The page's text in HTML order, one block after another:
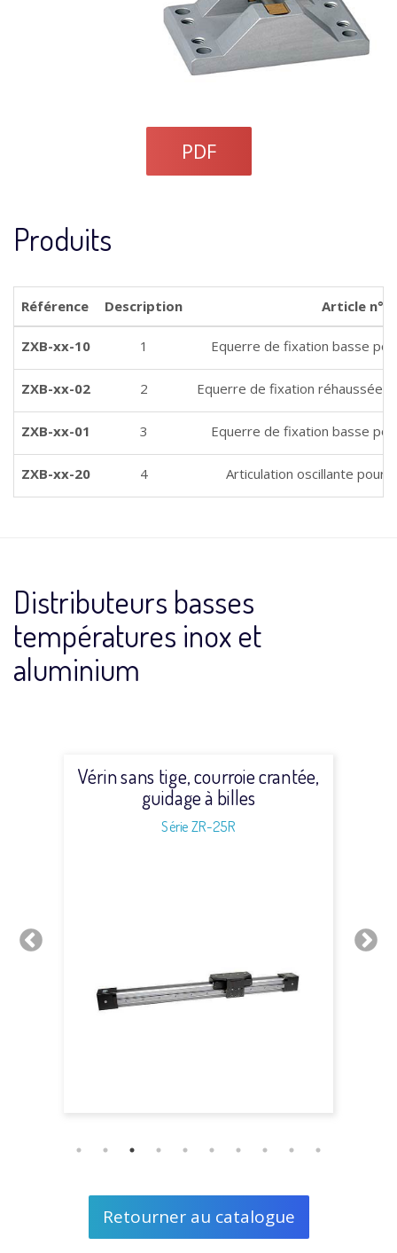
PDF
Produits
Référence Description Article n°
ZXB-xx-10 1 Equerre de fixation basse
ZXB-xx-02 2 Equerre de fixation réhaussée
ZXB-xx-01 3 Equerre de fixation basse
ZXB-xx-20 4 Articulation oscillante pour
Distributeurs basses
températures inox et
aluminium
Vérin sans tige, courroie crantée,
guidage à billes
Série ZR-25R
Retourner au catalogue